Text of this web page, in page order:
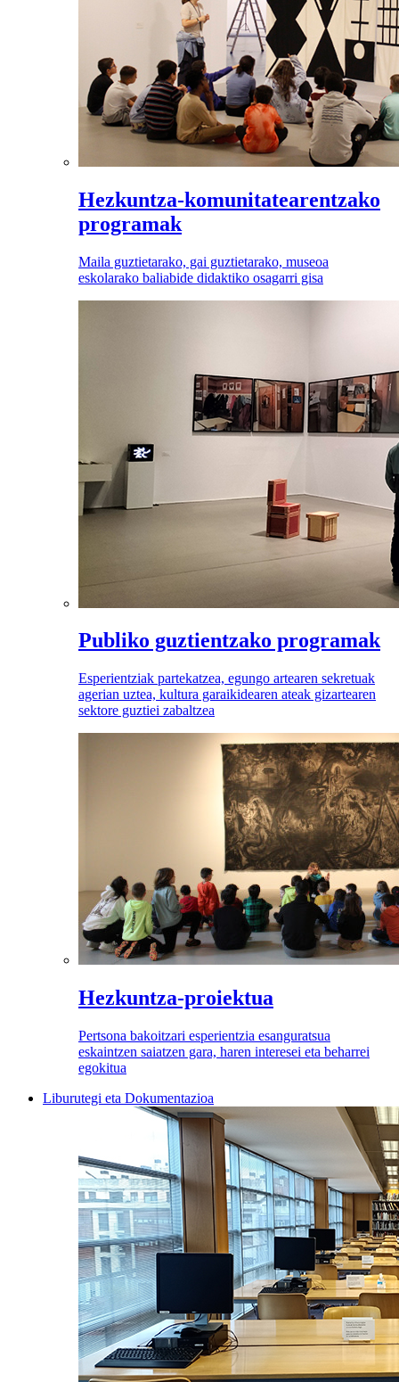
Hezkuntza-komunitatearentzako
programak
Maila guztietarako, gai guztietarako, museoa
eskolarako baliabide didaktiko osagarri gisa
Publiko guztientzako programak
Esperientziak partekatzea, egungo artearen sekretuak
agerian uztea, kultura garaikidearen ateak gizartearen
sektore guztiei zabaltzea
Hezkuntza-proiektua
Pertsona bakoitzari esperientzia esanguratsua
eskaintzen saiatzen gara, haren interesei eta beharrei
egokitua
Liburutegi eta Dokumentazioa